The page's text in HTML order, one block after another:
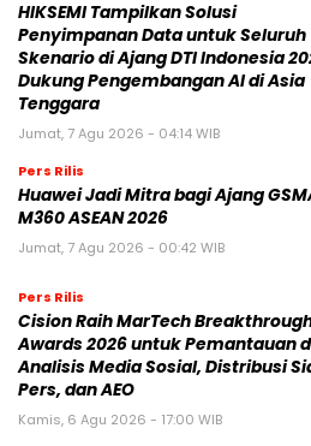
HIKSEMI Tampilkan Solusi
Penyimpanan Data untuk Seluruh
Skenario di Ajang DTI Indonesia
Dukung Pengembangan AI di Asia
Tenggara
Jumat, 7 Agu 2026 - 04:14 WIB
Pers Rilis
Huawei Jadi Mitra bagi Ajang
M360 ASEAN 2026
Jumat, 7 Agu 2026 - 00:42 WIB
Pers Rilis
Cision Raih MarTech
Awards 2026 untuk Pemantauan
Analisis Media Sosial, Distribusi
Pers, dan AEO
Kamis, 6 Agu 2026 - 17:00 WIB